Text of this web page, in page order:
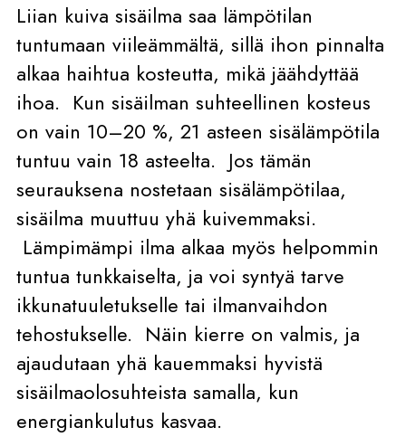
Liian kuiva sisäilma saa lämpötilan
tuntumaan viileämmältä, sillä ihon pinnalta
alkaa haihtua kosteutta, mikä jäähdyttää
ihoa. Kun sisäilman suhteellinen kosteus
on vain 10–20 %, 21 asteen sisälämpötila
tuntuu vain 18 asteelta. Jos tämän
seurauksena nostetaan sisälämpötilaa,
sisäilma muuttuu yhä kuivemmaksi.
Lämpimämpi ilma alkaa myös helpommin
tuntua tunkkaiselta, ja voi syntyä tarve
ikkunatuuletukselle tai ilmanvaihdon
tehostukselle. Näin kierre on valmis, ja
ajaudutaan yhä kauemmaksi hyvistä
sisäilmaolosuhteista samalla, kun
energiankulutus kasvaa.